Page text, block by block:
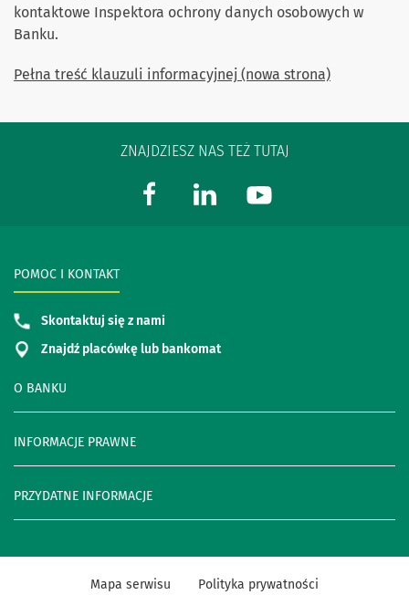
kontaktowe Inspektora ochrony danych osobowych w
Banku.
Pełna treść klauzuli informacyjnej (nowa strona)
ZNAJDZIESZ NAS TEŻ TUTAJ
O BANKU
INFORMACJE PRAWNE
PRZYDATNE INFORMACJE
POMOC I KONTAKT
Skontaktuj się z nami
Znajdź placówkę lub bankomat
Mapa serwisu Polityka prywatności